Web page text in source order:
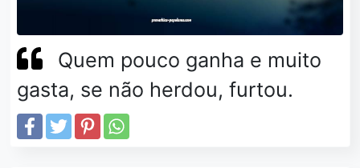
Quem pouco ganha e muito
gasta, se não herdou, furtou.